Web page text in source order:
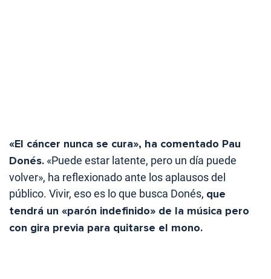
«El cáncer nunca se cura», ha comentado Pau
Donés. «Puede estar latente, pero un día puede
volver», ha reflexionado ante los aplausos del
público. Vivir, eso es lo que busca Donés, que
tendrá un «parón indefinido» de la música pero
con gira previa para quitarse el mono.